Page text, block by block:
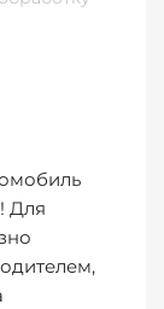
Для